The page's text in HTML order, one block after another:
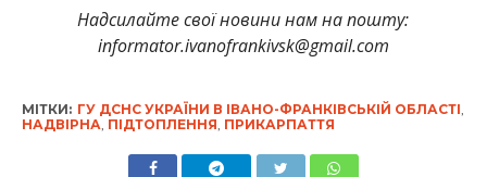
Надсилайте свої новини нам на пошту:
informator.ivanofrankivsk@gmail.com
МІТКИ: ГУ ДСНС УКРАЇНИ В ІВАНО-ФРАНКІВСЬКІЙ ОБЛАСТІ
НАДВІРНА ПІДТОПЛЕННЯ ПРИКАРПАТТЯ